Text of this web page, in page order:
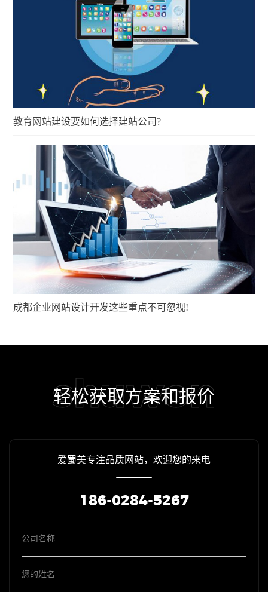
教育网站建设要如何选择建站公司?
成都企业网站设计开发这些重点不可忽视!
shuwon
轻松获取方案和报价
爱蜀美专注品质网站，欢迎您的来电
186-0284-5267